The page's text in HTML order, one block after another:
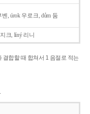
벤, úrok 우로크, dům 둠
크, líný 리니
결합할 때 합쳐서 1 음절로 적는